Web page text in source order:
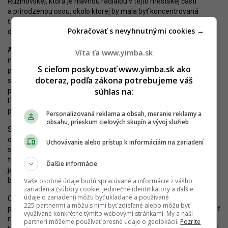
a prirodzenou osou, okolo ktorej by mala byť koncentrovaná
ťažisková cyklistická doprava. Koridor až do Starého Mesta môžu
denne využívať potenciálne až tisíce užívateľov.
Aj preto zaradilo občianske združenie Cyklokoalícia Záhradnícku
medzi päticu
pritom, že Hlavné mesto spracúva pre túto ulicu (spoločne
s Ružinovskou)projekt stavebne oddelenej cyklotrasy , hoci
pripúšťa, že do jej realizácie zostávajú ešte „pri najlepšej vôli“ roky.
Preto je podľa aktivistov vhodné aj riešenie v podobe ochranných
pruhov.
Stále však ide len o provizórnu úpravu. Navrhovaná stavebne
oddelená cyklotrasa vychádza z faktu, že chodníky po oboch
stranách ulice sú pomerne široké a nie sú natoľko využívané, aby
tu nemohli byť umiestnené aj riadne cyklopruhy (jednosmerné po
jednotlivých stranách Záhradníckej). Išlo by o omnoho
bezpečnejšie riešenie ako ochranné pruhy na ceste.
O tomto projekte sa hovorí už niekoľko rokov. Štúdia bola
predstavená už v roku 2022 a dnes nie je známe, kedy by mohla ísť
riadna cyklotrasa do realizácie. So zámerom je spojená aj úprava
Víta ťa www.yimba.sk
S cieľom poskytovať www.yimba.sk ako
doteraz, podľa zákona potrebujeme váš
súhlas na:
Personalizovaná reklama a obsah, meranie reklamy a
obsahu, prieskum cieľových skupín a vývoj služieb
Uchovávanie alebo prístup k informáciám na zariadení
Ďalšie informácie
Vaše osobné údaje budú spracúvané a informácie z vášho
zariadenia (súbory cookie, jedinečné identifikátory a ďalšie
údaje o zariadení) môžu byť ukladané a používané
225 partnermi a môžu s nimi byť zdieľané alebo môžu byť
využívané konkrétne týmito webovými stránkami. My a naši
partneri môžeme používať presné údaje o geolokácii. Pozrite
Pokračovať s nevyhnutnými cookies →